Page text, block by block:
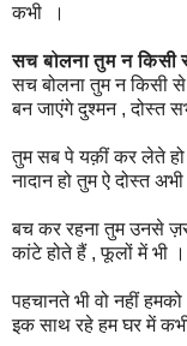
कभी ।
सच बोलना तुम न किसी
सच बोलना तुम न किसी
बन जाएंगे दुश्मन , दोस्त
तुम सब पे यक़ीं कर लेते हो
नादान हो तुम ऐ दोस्त अभी
बच कर रहना तुम उनसे
कांटे होते हैं , फूलों में भी ।
पहचानते भी वो नहीं हमको
इक साथ रहे हम घर में